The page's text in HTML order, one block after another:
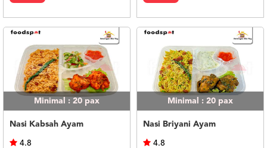
Minimal : 20 pax
Nasi Kabsah Ayam
4.8
Minimal : 20 pax
Nasi Briyani Ayam
4.8